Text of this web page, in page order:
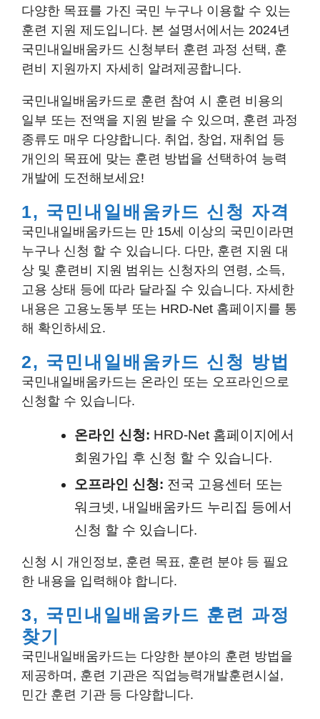
다양한 목표를 가진 국민 누구나 이용할 수 있는
훈련 지원 제도입니다. 본 설명서에서는 2024년
국민내일배움카드 신청부터 훈련 과정 선택, 훈
련비 지원까지 자세히 알려제공합니다.
국민내일배움카드로 훈련 참여 시 훈련 비용의
일부 또는 전액을 지원 받을 수 있으며, 훈련 과정
종류도 매우 다양합니다. 취업, 창업, 재취업 등
개인의 목표에 맞는 훈련 방법을 선택하여 능력
개발에 도전해보세요!
1, 국민내일배움카드 신청 자격
국민내일배움카드는 만 15세 이상의 국민이라면
누구나 신청 할 수 있습니다. 다만, 훈련 지원 대
상 및 훈련비 지원 범위는 신청자의 연령, 소득,
고용 상태 등에 따라 달라질 수 있습니다. 자세한
내용은 고용노동부 또는 HRD-Net 홈페이지를 통
해 확인하세요.
2, 국민내일배움카드 신청 방법
국민내일배움카드는 온라인 또는 오프라인으로
신청할 수 있습니다.
온라인 신청: HRD-Net 홈페이지에서
회원가입 후 신청 할 수 있습니다.
오프라인 신청: 전국 고용센터 또는
워크넷, 내일배움카드 누리집 등에서
신청 할 수 있습니다.
신청 시 개인정보, 훈련 목표, 훈련 분야 등 필요
한 내용을 입력해야 합니다.
3, 국민내일배움카드 훈련 과정
찾기
국민내일배움카드는 다양한 분야의 훈련 방법을
제공하며, 훈련 기관은 직업능력개발훈련시설,
민간 훈련 기관 등 다양합니다.